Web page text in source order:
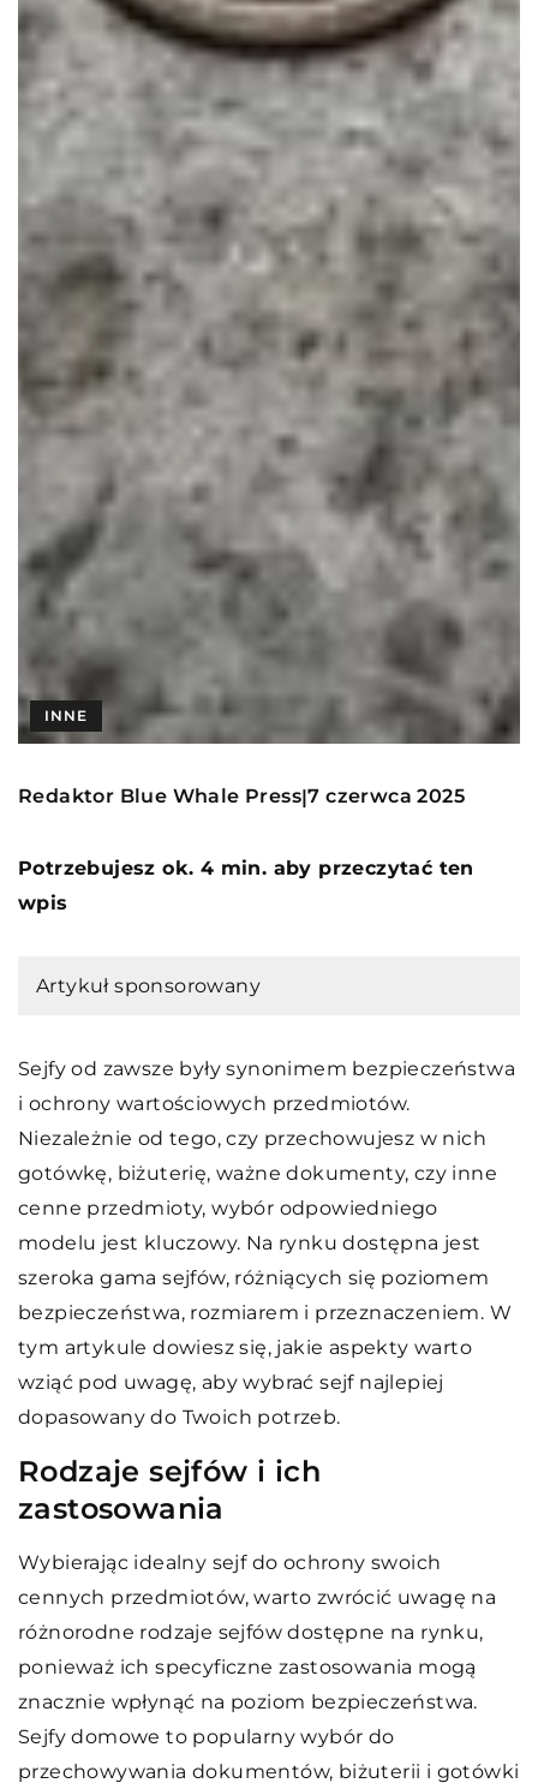
INNE
Redaktor Blue Whale Press|7 czerwca 2025
Potrzebujesz ok. 4 min. aby przeczytać ten
wpis
Artykuł sponsorowany
Sejfy od zawsze były synonimem bezpieczeństwa
i ochrony wartościowych przedmiotów.
Niezależnie od tego, czy przechowujesz w nich
gotówkę, biżuterię, ważne dokumenty, czy inne
cenne przedmioty, wybór odpowiedniego
modelu jest kluczowy. Na rynku dostępna jest
szeroka gama sejfów, różniących się poziomem
bezpieczeństwa, rozmiarem i przeznaczeniem. W
tym artykule dowiesz się, jakie aspekty warto
wziąć pod uwagę, aby wybrać sejf najlepiej
dopasowany do Twoich potrzeb.
Rodzaje sejfów i ich
zastosowania
Wybierając idealny sejf do ochrony swoich
cennych przedmiotów, warto zwrócić uwagę na
różnorodne rodzaje sejfów dostępne na rynku,
ponieważ ich specyficzne zastosowania mogą
znacznie wpłynąć na poziom bezpieczeństwa.
Sejfy domowe to popularny wybór do
przechowywania dokumentów, biżuterii i gotówki